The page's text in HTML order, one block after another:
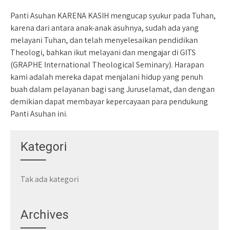
Panti Asuhan KARENA KASIH mengucap syukur pada Tuhan,
karena dari antara anak-anak asuhnya, sudah ada yang
melayani Tuhan, dan telah menyelesaikan pendidikan
Theologi, bahkan ikut melayani dan mengajar di GITS
(GRAPHE International Theological Seminary). Harapan
kami adalah mereka dapat menjalani hidup yang penuh
buah dalam pelayanan bagi sang Juruselamat, dan dengan
demikian dapat membayar kepercayaan para pendukung
Panti Asuhan ini.
Kategori
Tak ada kategori
Archives